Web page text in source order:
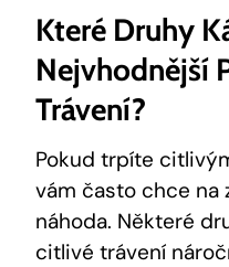
Které Druhy
Nejvhodnější
Trávení?
Pokud trpíte
vám často chce na
náhoda. Některé
citlivé trávení